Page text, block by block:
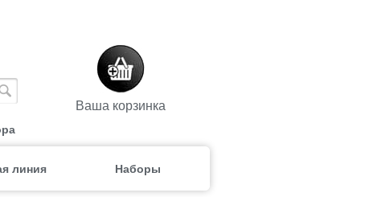
Ваша корзинка
линия Наборы